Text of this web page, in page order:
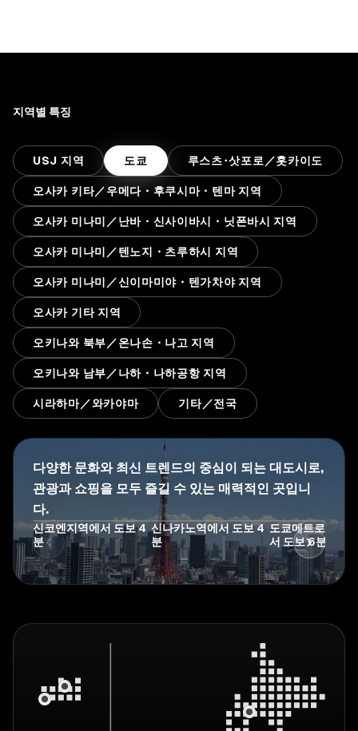
지역별 특징
USJ 지역 도쿄 루스츠･삿포로／홋카이도
오사카 키타／우메다・후쿠시마・텐마 지역
오사카 미나미／난바・신사이바시・닛폰바시 지역
오사카 미나미／텐노지・츠루하시 지역
오사카 미나미／신이마미야・텐가차야 지역
오사카 기타 지역
오키나와 북부／온나손・나고 지역
오키나와 남부／나하・나하공항 지역
시라하마／와카야마 기타／전국
다양한 문화와 최신 트렌드의 중심이 되는 대도시로,
관광과 쇼핑을 모두 즐길 수 있는 매력적인 곳입니
다.
BijouSuites
Zephyr
신코엔지역에서 도보 4
분
BijouSuites
Cocoa
신나카노역에서 도보 4
분
JAPAVISTA
3F
도쿄메트로 롯폰
서 도보 6분